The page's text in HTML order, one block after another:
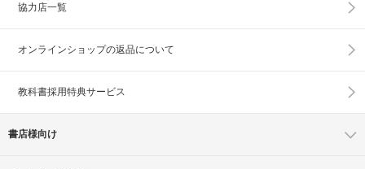
協力店一覧
オンラインショップの返品について
教科書採用特典サービス
書店様向け